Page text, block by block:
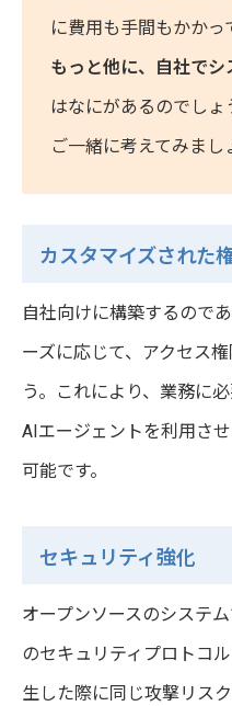
に費用も手間もかかっ
もっと他に、自社で
はなにがあるのでしょ
ご一緒に考えてみまし
カスタマイズされた
自社向けに構築するので
ーズに応じて、アクセス
う。これにより、業務に
AIエージェントを利用さ
可能です。
セキュリティ強化
オープンソースのシステ
のセキュリティプロトコ
生した際に同じ攻撃リスク